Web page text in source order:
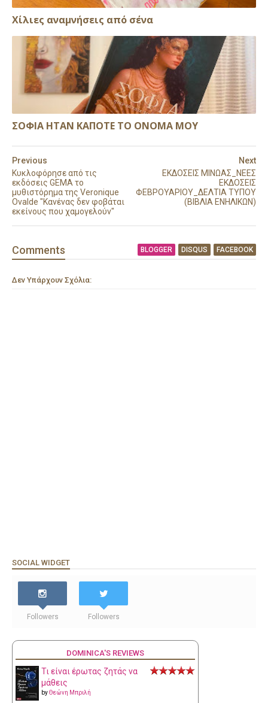
Xίλιες αναμνήσεις από σένα
ΣΟΦΙΑ ΗΤΑΝ ΚΑΠΟΤΕ ΤΟ ΟΝΟΜΑ ΜΟΥ
Next
ΕΚΔΟΣΕΙΣ ΜΙΝΩΑΣ_ΝΕΕΣ
ΕΚΔΟΣΕΙΣ
ΦΕΒΡΟΥΑΡΙΟΥ_ΔΕΛΤΙΑ ΤΥΠΟΥ
(ΒΙΒΛΙΑ ΕΝΗΛΙΚΩΝ)
Previous
Κυκλοφόρησε από τις
εκδόσεις GEMA το
μυθιστόρημα της Veronique
Ovalde "Κανένας δεν φοβάται
εκείνους που χαμογελούν"
Comments BLOGGER DISQUS FACEBOOK
Δεν Υπάρχουν Σχόλια:
SOCIAL WIDGET
Followers Followers
DOMINICA'S REVIEWS
Τι είναι έρωτας ζητάς να
μάθεις
byΘεώνη Μπριλή